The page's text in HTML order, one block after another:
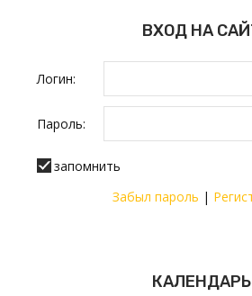
ВХОД НА
Логин:
Пароль:
запомнить
Забыл пароль |
КАЛЕНДАРЬ